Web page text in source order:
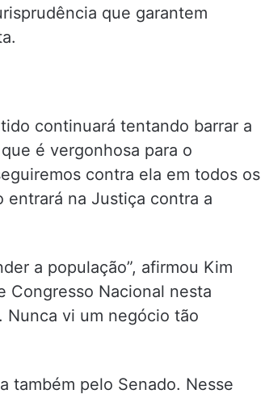
que garantem
continuará tentando barrar a
é vergonhosa para o
contra ela em todos os
entrará na Justiça contra a
a população”, afirmou Kim
Congresso Nacional nesta
Nunca vi um negócio tão
também pelo Senado. Nesse